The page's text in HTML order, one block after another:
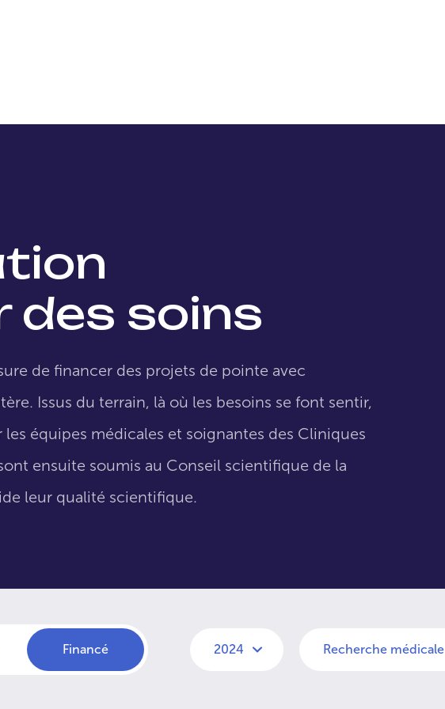
soins
de financer des projets de pointe avec
Issus du terrain, là où les besoins se font sentir,
équipes médicales et soignantes des Cliniques
ensuite soumis au Conseil scientifique de la
leur qualité scientifique.
Financé 2024 Recherche médicale